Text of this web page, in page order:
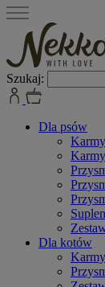
Szukaj:
Dla psów
Dla kotów